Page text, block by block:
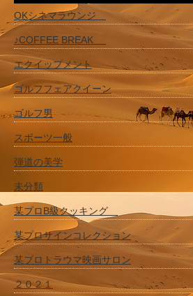
OKシネマラウンジ
♪COFFEE BREAK
エクイップメント
ゴルフフェアクイーン
ゴルフ男
スポーツ一般
弾道の美学
未分類
某プロB級クッキング
某プロサインコレクション
某プロトラウマ映画サロン
２０２１